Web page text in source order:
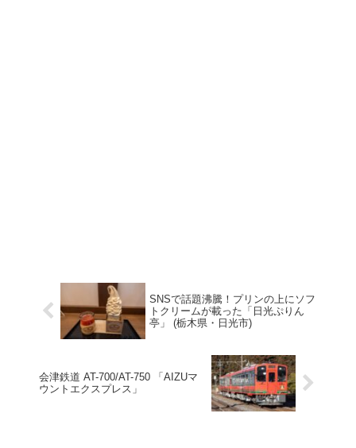
SNSで話題沸騰！プリンの上にソフ
トクリームが載った「日光ぷりん
亭」 (栃木県・日光市)
会津鉄道 AT-700/AT-750 「AIZUマ
ウントエクスプレス」